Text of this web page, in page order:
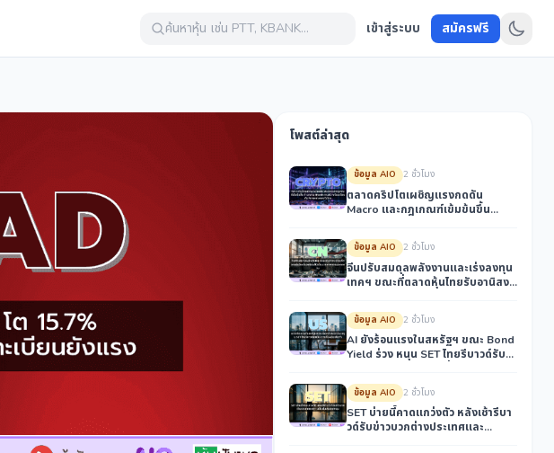
ค้นหาหุ้น เช่น PTT, KBANK... เข้าสู่ระบบ สมัครฟรี
โพสต์ล่าสุด
ข้อมูล AIO 2 ชั่วโมง
ตลาดคริปโตเผชิญแรงกดดัน
Macro และกฎเกณฑ์เข้มข้นขึ้น
เตือนภัย Ransomware ในไทย
ข้อมูล AIO 2 ชั่วโมง
จีนปรับสมดุลพลังงานและเร่งลงทุน
เทคฯ ขณะที่ตลาดหุ้นไทยรับอานิสงส์
ข้อมูล AIO 2 ชั่วโมง
AI ยังร้อนแรงในสหรัฐฯ ขณะ Bond
Yield ร่วง หนุน SET ไทยรีบาวด์รับ
ข้อมูล AIO 2 ชั่วโมง
SET บ่ายนี้คาดแกว่งตัว หลังเช้ารีบา
วด์รับข่าวบวกต่างประเทศและ